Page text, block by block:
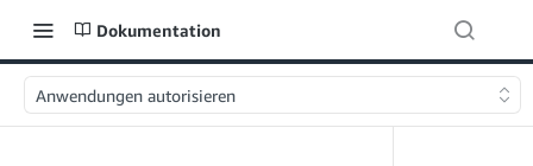
Dokumentation
Anwendungen autorisieren